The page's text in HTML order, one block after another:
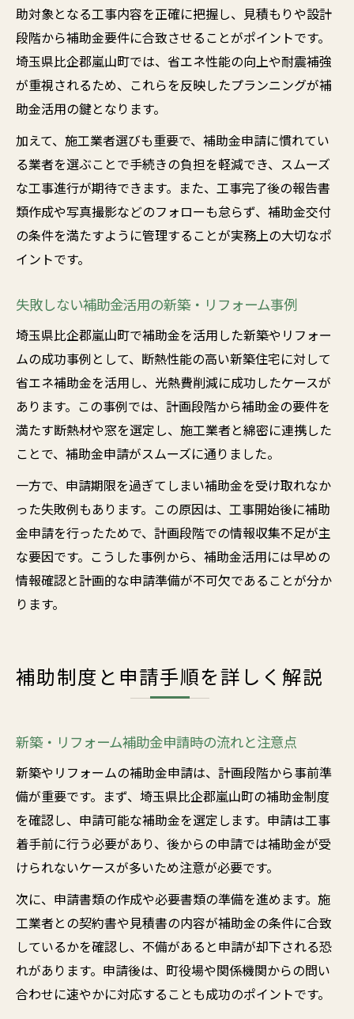
助対象となる工事内容を正確に把握し、見積もりや設計
段階から補助金要件に合致させることがポイントです。
埼玉県比企郡嵐山町では、省エネ性能の向上や耐震補強
が重視されるため、これらを反映したプランニングが補
助金活用の鍵となります。
加えて、施工業者選びも重要で、補助金申請に慣れてい
る業者を選ぶことで手続きの負担を軽減でき、スムーズ
な工事進行が期待できます。また、工事完了後の報告書
類作成や写真撮影などのフォローも怠らず、補助金交付
の条件を満たすように管理することが実務上の大切なポ
イントです。
失敗しない補助金活用の新築・リフォーム事例
埼玉県比企郡嵐山町で補助金を活用した新築やリフォー
ムの成功事例として、断熱性能の高い新築住宅に対して
省エネ補助金を活用し、光熱費削減に成功したケースが
あります。この事例では、計画段階から補助金の要件を
満たす断熱材や窓を選定し、施工業者と綿密に連携した
ことで、補助金申請がスムーズに通りました。
一方で、申請期限を過ぎてしまい補助金を受け取れなか
った失敗例もあります。この原因は、工事開始後に補助
金申請を行ったためで、計画段階での情報収集不足が主
な要因です。こうした事例から、補助金活用には早めの
情報確認と計画的な申請準備が不可欠であることが分か
ります。
補助制度と申請手順を詳しく解説
新築・リフォーム補助金申請時の流れと注意点
新築やリフォームの補助金申請は、計画段階から事前準
備が重要です。まず、埼玉県比企郡嵐山町の補助金制度
を確認し、申請可能な補助金を選定します。申請は工事
着手前に行う必要があり、後からの申請では補助金が受
けられないケースが多いため注意が必要です。
次に、申請書類の作成や必要書類の準備を進めます。施
工業者との契約書や見積書の内容が補助金の条件に合致
しているかを確認し、不備があると申請が却下される恐
れがあります。申請後は、町役場や関係機関からの問い
合わせに速やかに対応することも成功のポイントです。